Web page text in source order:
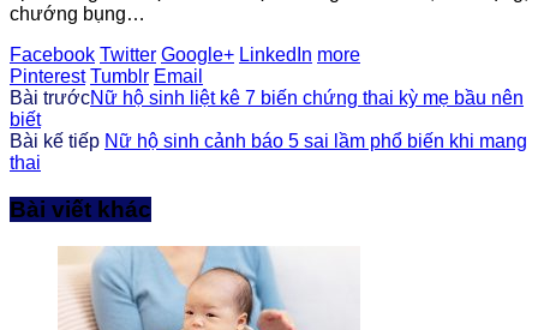
chướng bụng…
Facebook Twitter Google+ LinkedIn more
Pinterest Tumblr Email
Bài trướcNữ hộ sinh liệt kê 7 biến chứng thai kỳ mẹ bầu nên
biết
Bài kế tiếp Nữ hộ sinh cảnh báo 5 sai lầm phổ biến khi mang
thai
Bài viết khác